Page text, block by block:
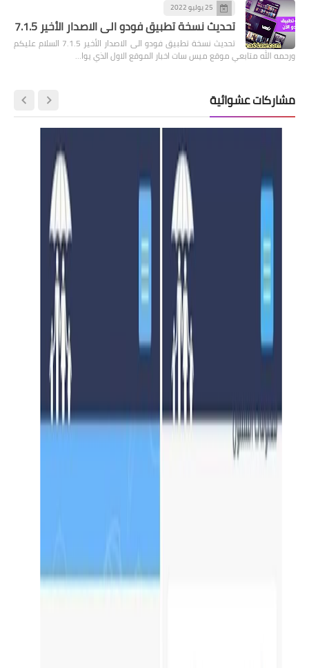
25 يوليو 2022
تحديث نسخة تطبيق فودو الى الاصدار الأخير 7.1.5
تحديث نسخة تطبيق فودو الى الاصدار الأخير 7.1.5 السلام عليكم
ورحمه الله متابعي موقع ميس سات اخبار الموقع الاول الذي يوا…
مشاركات عشوائية